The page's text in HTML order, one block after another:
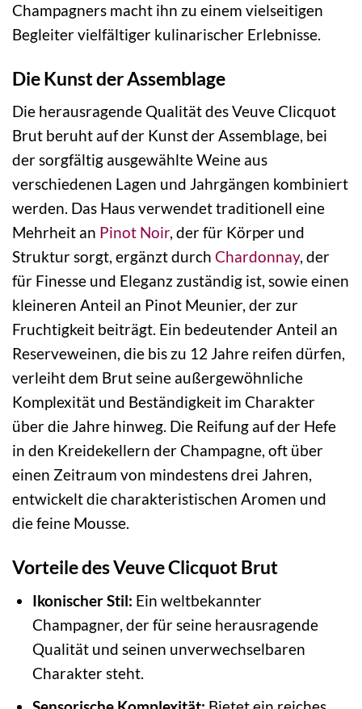
Champagners macht ihn zu einem vielseitigen
Begleiter vielfältiger kulinarischer Erlebnisse.
Die Kunst der Assemblage
Die herausragende Qualität des Veuve Clicquot
Brut beruht auf der Kunst der Assemblage, bei
der sorgfältig ausgewählte Weine aus
verschiedenen Lagen und Jahrgängen kombiniert
werden. Das Haus verwendet traditionell eine
Mehrheit an Pinot Noir, der für Körper und
Struktur sorgt, ergänzt durch Chardonnay, der
für Finesse und Eleganz zuständig ist, sowie einen
kleineren Anteil an Pinot Meunier, der zur
Fruchtigkeit beiträgt. Ein bedeutender Anteil an
Reserveweinen, die bis zu 12 Jahre reifen dürfen,
verleiht dem Brut seine außergewöhnliche
Komplexität und Beständigkeit im Charakter
über die Jahre hinweg. Die Reifung auf der Hefe
in den Kreidekellern der Champagne, oft über
einen Zeitraum von mindestens drei Jahren,
entwickelt die charakteristischen Aromen und
die feine Mousse.
Vorteile des Veuve Clicquot Brut
Ikonischer Stil: Ein weltbekannter
Champagner, der für seine herausragende
Qualität und seinen unverwechselbaren
Charakter steht.